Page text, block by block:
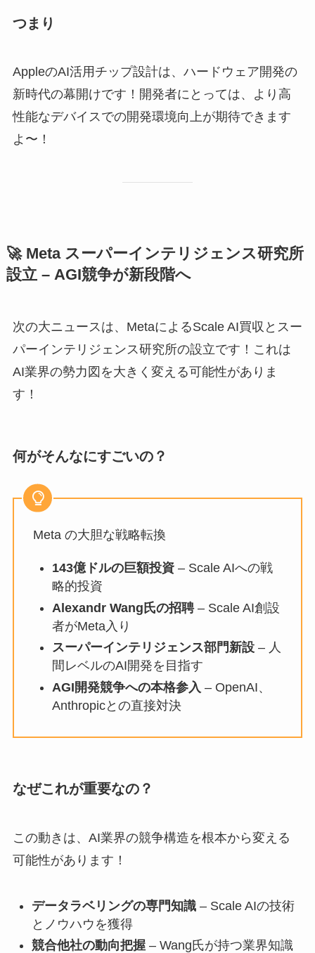
つまり
AppleのAI活用チップ設計は、ハードウェア開発の
新時代の幕開けです！開発者にとっては、より高
性能なデバイスでの開発環境向上が期待できます
よ〜！
🚀 Meta スーパーインテリジェンス研究所
設立 – AGI競争が新段階へ
次の大ニュースは、MetaによるScale AI買収とスー
パーインテリジェンス研究所の設立です！これは
AI業界の勢力図を大きく変える可能性がありま
す！
何がそんなにすごいの？
Meta の大胆な戦略転換
143億ドルの巨額投資– Scale AIへの戦
略的投資
Alexandr Wang氏の招聘– Scale AI創設
者がMeta入り
スーパーインテリジェンス部門新設– 人
間レベルのAI開発を目指す
AGI開発競争への本格参入 – OpenAI、
Anthropicとの直接対決
なぜこれが重要なの？
この動きは、AI業界の競争構造を根本から変える
可能性があります！
データラベリングの専門知識– Scale AIの技術
とノウハウを獲得
競合他社の動向把握– Wang氏が持つ業界知識